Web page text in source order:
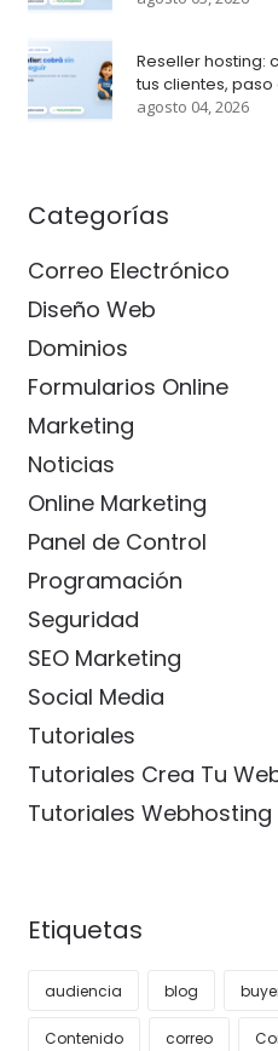
Reseller hosting:
tus clientes, paso
agosto 04, 2026
Categorías
Correo Electrónico
Diseño Web
Dominios
Formularios Online
Marketing
Noticias
Online Marketing
Panel de Control
Programación
Seguridad
SEO Marketing
Social Media
Tutoriales
Tutoriales Crea Tu
Tutoriales Webhosting
Etiquetas
audiencia blog
Contenido correo